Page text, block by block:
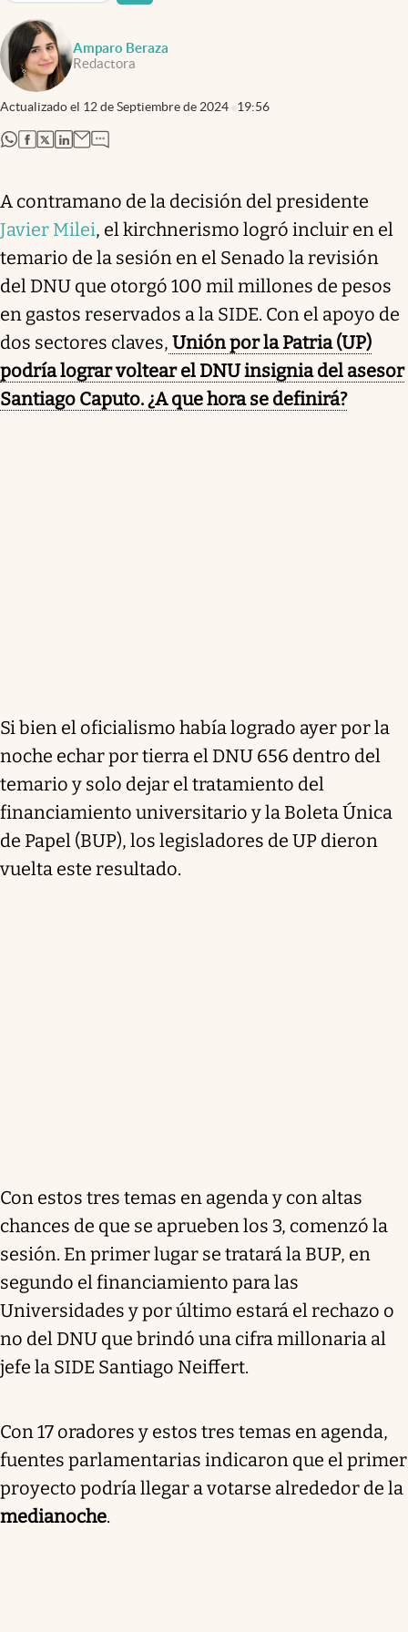
Amparo Beraza
Redactora
Actualizado el 12 de Septiembre de 2024 19:56
abre en nueva pestaña
abre en nueva pestaña
abre en nueva pestaña
abre en nueva pestaña
A contramano de la decisión del presidente
Javier Milei, el kirchnerismo logró incluir en el
temario de la sesión en el Senado la revisión
del DNU que otorgó 100 mil millones de pesos
en gastos reservados a la SIDE. Con el apoyo de
dos sectores claves, Unión por la Patria (UP)
podría lograr voltear el DNU insignia del asesor
Santiago Caputo. ¿A que hora se definirá?
Si bien el oficialismo había logrado ayer por la
noche echar por tierra el DNU 656 dentro del
temario y solo dejar el tratamiento del
financiamiento universitario y la Boleta Única
de Papel (BUP), los legisladores de UP dieron
vuelta este resultado.
Con estos tres temas en agenda y con altas
chances de que se aprueben los 3, comenzó la
sesión. En primer lugar se tratará la BUP, en
segundo el financiamiento para las
Universidades y por último estará el rechazo o
no del DNU que brindó una cifra millonaria al
jefe la SIDE Santiago Neiffert.
Con 17 oradores y estos tres temas en agenda,
fuentes parlamentarias indicaron que el primer
proyecto podría llegar a votarse alrededor de la
medianoche.